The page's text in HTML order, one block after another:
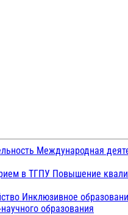
Международная
в ТГПУ Повышение
Инклюзивное
образования